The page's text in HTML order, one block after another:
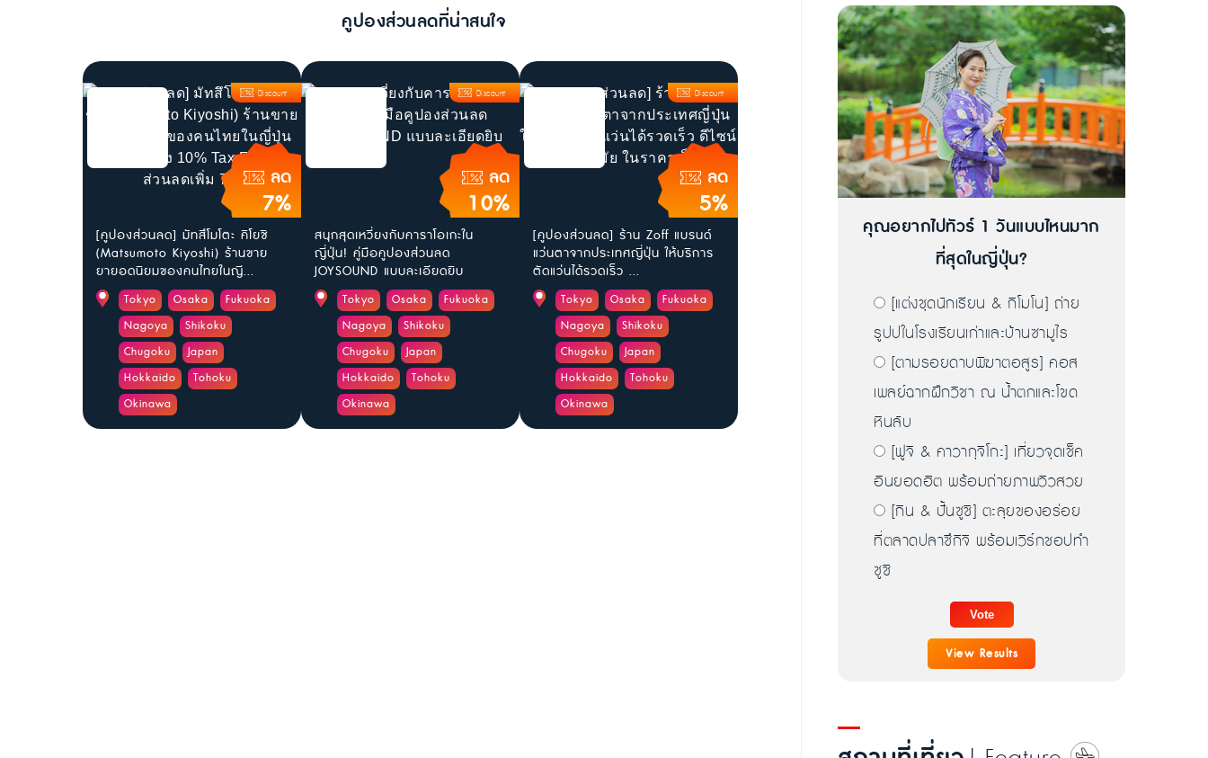
คูปองส่วนลดที่น่าสนใจ
ลด
7%
Discount
[คูปองส่วนลด] มัทสึโมโตะ คิโยชิ
(Matsumoto Kiyoshi) ร้านขาย
ยายอดนิยมของคนไทยในญี...
Tokyo Osaka
Fukuoka
Nagoya
Shikoku
Chugoku
Japan
Hokkaido
Tohoku
Okinawa
ลด
10%
Discount
สนุกสุดเหวี่ยงกับคาราโอเกะใน
ญี่ปุ่น! คู่มือคูปองส่วนลด
JOYSOUND แบบละเอียดยิบ
Tokyo Osaka
Fukuoka
Nagoya
Shikoku
Chugoku
Japan
Hokkaido
Tohoku
Okinawa
ลด
5%
Discount
[คูปองส่วนลด] ร้าน Zoff แบรนด์
แว่นตาจากประเทศญี่ปุ่น ให้บริการ
ตัดแว่นได้รวดเร็ว ...
Tokyo Osaka
Fukuoka
Nagoya
Shikoku
Chugoku
Japan
Hokkaido
Tohoku
Okinawa
คุณอยากไปทัวร์ 1 วันแบบไหนมาก
ที่สุดในญี่ปุ่น?
[แต่งชุดนักเรียน & กิโมโน] ถ่าย
รูปปในโรงเรียนเก่าและบ้านซามูไร
[ตามรอยดาบพิฆาตอสูร] คอส
เพลย์ฉากฝึกวิชา ณ น้ำตกและโขด
หินลับ
[ฟูจิ & คาวากุจิโกะ] เที่ยวจุดเช็ค
อินยอดฮิต พร้อมถ่ายภาพวิวสวย
[กิน & ปั้นซูชิ] ตะลุยของอร่อย
ที่ตลาดปลาซึกิจิ พร้อมเวิร์กชอปทำ
ซูชิ
View Results